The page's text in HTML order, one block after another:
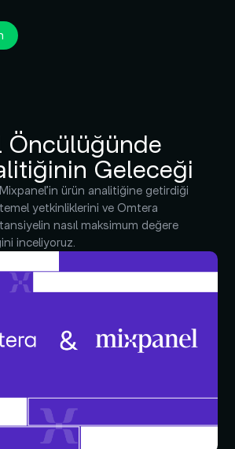
Öncülüğünde
Geleceği
ürün analitiğine getirdiği
yetkinliklerini ve Omtera
nasıl maksimum değere
inceliyoruz.